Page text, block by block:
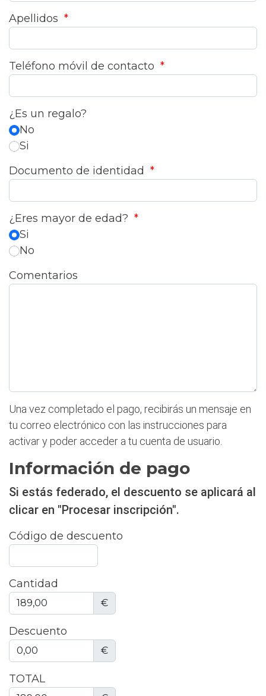
Apellidos *
Teléfono móvil de contacto *
¿Es un regalo?
No
Si
Documento de identidad *
¿Eres mayor de edad? *
Si
No
Comentarios
Una vez completado el pago, recibirás un mensaje en
tu correo electrónico con las instrucciones para
activar y poder acceder a tu cuenta de usuario.
Información de pago
Si estás federado, el descuento se aplicará al
clicar en "Procesar inscripción".
Código de descuento
Cantidad
€
Descuento
€
TOTAL